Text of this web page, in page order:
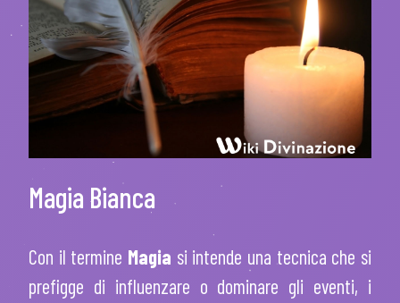
Magia Bianca
Con il termine Magia si intende una tecnica che si
prefigge di influenzare o dominare gli eventi, i